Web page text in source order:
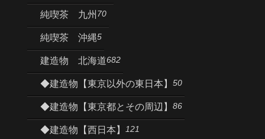
純喫茶 九州 70
純喫茶 沖縄5
建造物 北海道682
◆建造物【東京以外の東日本】 50
◆建造物【東京都とその周辺】 86
◆建造物【西日本】 121